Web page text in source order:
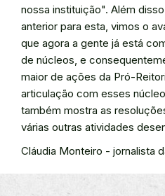
nossa instituição". Além
anterior para esta, vimos o
que agora a gente já está
de núcleos, e
maior de ações da Pró-
articulação com esses
também mostra as
várias outras atividades
Cláudia Monteiro - jornalista